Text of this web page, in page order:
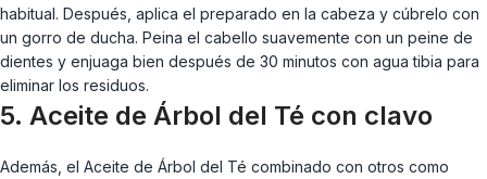
habitual. Después, aplica el preparado en la cabeza y cúbrelo con
un gorro de ducha. Peina el cabello suavemente con un peine de
dientes y enjuaga bien después de 30 minutos con agua tibia para
eliminar los residuos.
5. Aceite de Árbol del Té con clavo
Además, el Aceite de Árbol del Té combinado con otros como